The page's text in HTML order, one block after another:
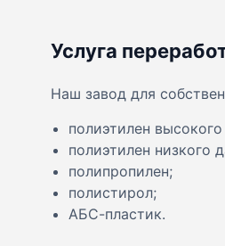
Услуга
Наш завод для
полиэтилен
полиэтилен низкого
полипропилен;
полистирол;
АБС-пластик.